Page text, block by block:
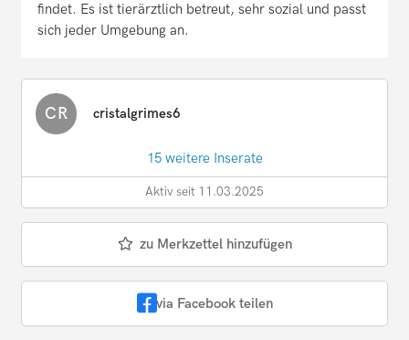
findet. Es ist tierärztlich betreut, sehr sozial und passt
sich jeder Umgebung an.
CR cristalgrimes6
15 weitere Inserate
Aktiv seit 11.03.2025
zu Merkzettel hinzufügen
via Facebook teilen